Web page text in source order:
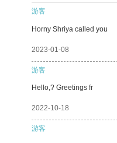
游客
Horny Shriya called you
2023-01-08
游客
Hello,? Greetings fr
2022-10-18
游客